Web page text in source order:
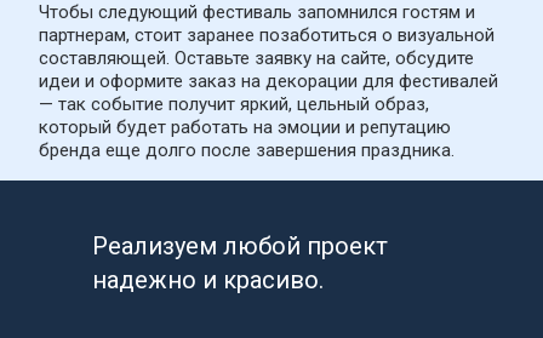
Чтобы следующий фестиваль запомнился гостям и
партнерам, стоит заранее позаботиться о визуальной
составляющей. Оставьте заявку на сайте, обсудите
идеи и оформите заказ на декорации для фестивалей
— так событие получит яркий, цельный образ,
который будет работать на эмоции и репутацию
бренда еще долго после завершения праздника.
Реализуем любой проект
надежно и красиво.